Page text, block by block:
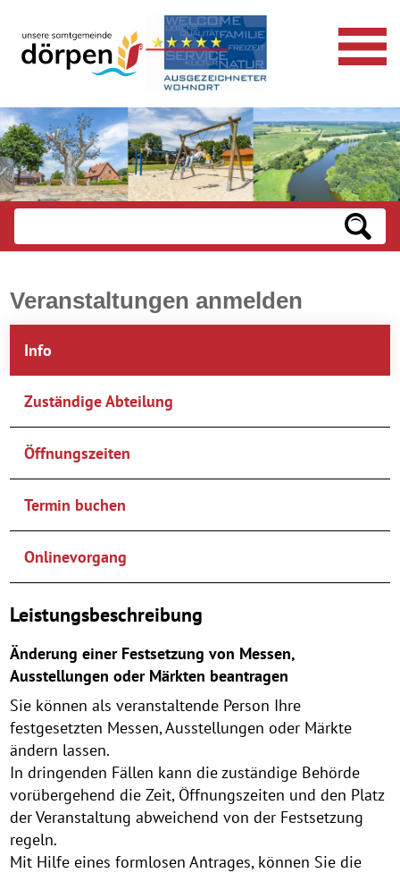
Veranstaltungen anmelden
Info
Zuständige Abteilung
Öffnungszeiten
Termin buchen
Onlinevorgang
Leistungsbeschreibung
Änderung einer Festsetzung von Messen,
Ausstellungen oder Märkten beantragen
Sie können als veranstaltende Person Ihre
festgesetzten Messen, Ausstellungen oder Märkte
ändern lassen.
In dringenden Fällen kann die zuständige Behörde
vorübergehend die Zeit, Öffnungszeiten und den Platz
der Veranstaltung abweichend von der Festsetzung
regeln.
Mit Hilfe eines formlosen Antrages, können Sie die